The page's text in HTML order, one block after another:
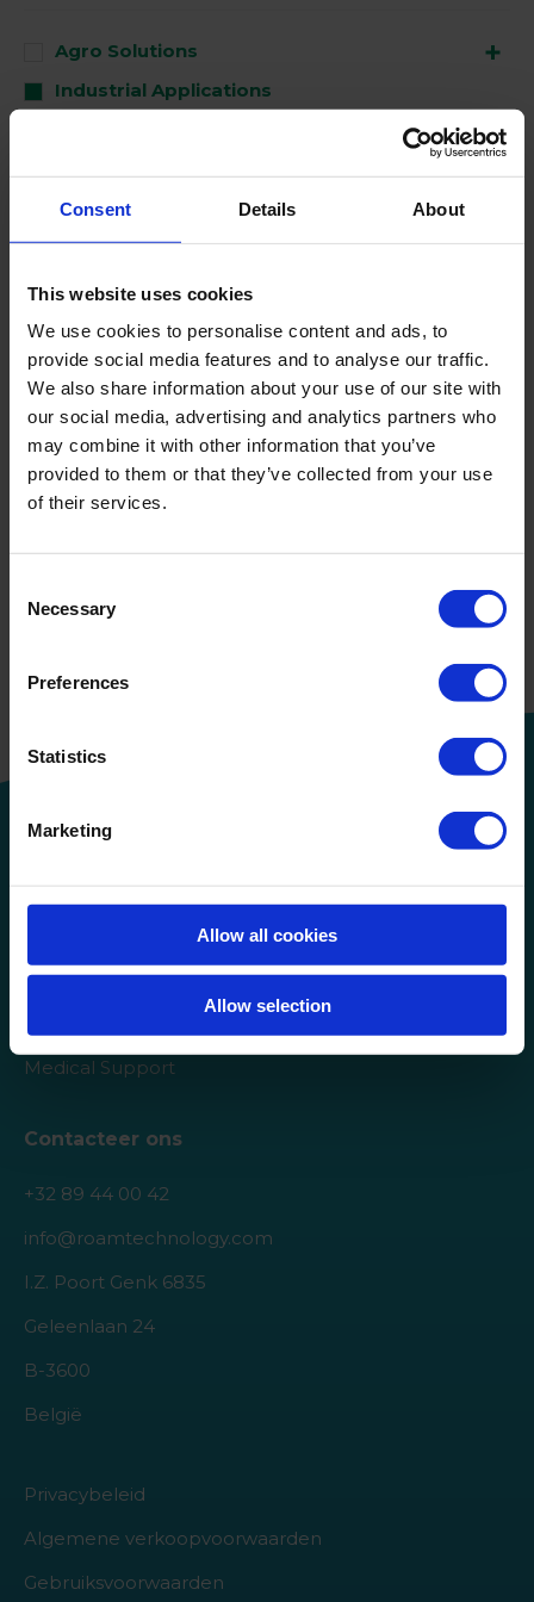
Consent Details About
This website uses cookies
We use cookies to personalise content and ads, to
provide social media features and to analyse our traffic.
We also share information about your use of our site with
our social media, advertising and analytics partners who
may combine it with other information that you’ve
provided to them or that they’ve collected from your use
of their services.
Selection
Necessary
Preferences
Statistics
Marketing
Allow all cookies
Allow selection
Agro Solutions
Industrial Applications
Gebruikt voor
Disinfect
Perform
No Products Found
Verder lezen
Industrieel hygiënemanagement –
Livestock Solutions
Medical Support
Contacteer ons
+32 89 44 00 42
info@roamtechnology.com
I.Z. Poort Genk 6835
Geleenlaan 24
B-3600
België
Privacybeleid
Algemene verkoopvoorwaarden
Gebruiksvoorwaarden